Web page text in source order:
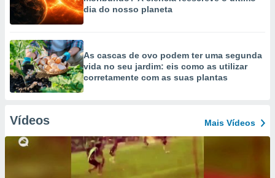
dia do nosso planeta
As cascas de ovo podem ter uma segunda
vida no seu jardim: eis como as utilizar
corretamente com as suas plantas
Vídeos Mais Vídeos